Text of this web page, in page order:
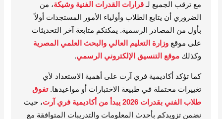
مع ترقب الجميع لـقرارات القدرات الفنية وشيكة، من
الضروري أن يتابع الطلاب وأولياء الأمور المستجدات أولاً
بأول من المصادر الرسمية. يمكنكم متابعة آخر التحديثات
على موقعوزارة التعليم العالي والبحث العلمي المصرية
وكذلكموقع التنسيق الإلكتروني الرسمي.
كما تؤكد أكاديمية فري آرت على أهمية الاستعداد لأي
تغييرات محتملة في طبيعة الاختبارات أو مواعيدها.تفوق
طلاب الفني بقدرات 2026 يبدأ من أكاديمية فري آرت
، حيث
نضمن تزويدكم بأحدث المعلومات والتدريبات المتوافقة مع